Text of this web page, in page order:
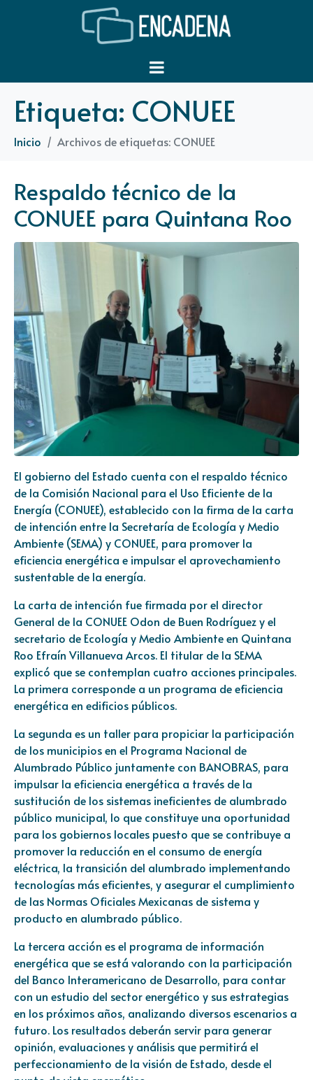
Etiqueta: CONUEE
Inicio Archivos de etiquetas: CONUEE
Respaldo técnico de la
CONUEE para Quintana Roo
El gobierno del Estado cuenta con el respaldo técnico
de la Comisión Nacional para el Uso Eficiente de la
Energía (CONUEE), establecido con la firma de la carta
de intención entre la Secretaría de Ecología y Medio
Ambiente (SEMA) y CONUEE, para promover la
eficiencia energética e impulsar el aprovechamiento
sustentable de la energía.
La carta de intención fue firmada por el director
General de la CONUEE Odon de Buen Rodríguez y el
secretario de Ecología y Medio Ambiente en Quintana
Roo Efraín Villanueva Arcos. El titular de la SEMA
explicó que se contemplan cuatro acciones principales.
La primera corresponde a un programa de eficiencia
energética en edificios públicos.
La segunda es un taller para propiciar la participación
de los municipios en el Programa Nacional de
Alumbrado Público juntamente con BANOBRAS, para
impulsar la eficiencia energética a través de la
sustitución de los sistemas ineficientes de alumbrado
público municipal, lo que constituye una oportunidad
para los gobiernos locales puesto que se contribuye a
promover la reducción en el consumo de energía
eléctrica, la transición del alumbrado implementando
tecnologías más eficientes, y asegurar el cumplimiento
de las Normas Oficiales Mexicanas de sistema y
producto en alumbrado público.
La tercera acción es el programa de información
energética que se está valorando con la participación
del Banco Interamericano de Desarrollo, para contar
con un estudio del sector energético y sus estrategias
en los próximos años, analizando diversos escenarios a
futuro. Los resultados deberán servir para generar
opinión, evaluaciones y análisis que permitirá el
perfeccionamiento de la visión de Estado, desde el